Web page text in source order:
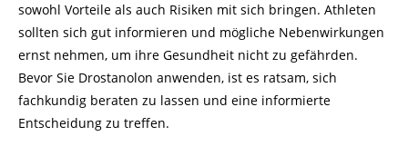
sowohl Vorteile als auch Risiken mit sich bringen. Athleten
sollten sich gut informieren und mögliche Nebenwirkungen
ernst nehmen, um ihre Gesundheit nicht zu gefährden.
Bevor Sie Drostanolon anwenden, ist es ratsam, sich
fachkundig beraten zu lassen und eine informierte
Entscheidung zu treffen.